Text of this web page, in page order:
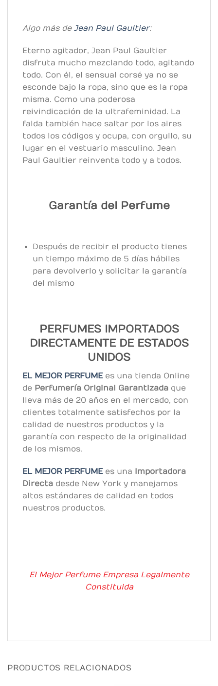
Algo más de Jean Paul Gaultier:
Eterno agitador, Jean Paul Gaultier
disfruta mucho mezclando todo, agitando
todo. Con él, el sensual corsé ya no se
esconde bajo la ropa, sino que es la ropa
misma. Como una poderosa
reivindicación de la ultrafeminidad. La
falda también hace saltar por los aires
todos los códigos y ocupa, con orgullo, su
lugar en el vestuario masculino. Jean
Paul Gaultier reinventa todo y a todos.
Garantía del Perfume
Después de recibir el producto tienes
un tiempo máximo de 5 días hábiles
para devolverlo y solicitar la garantía
del mismo
PERFUMES IMPORTADOS
DIRECTAMENTE DE ESTADOS
UNIDOS
EL MEJOR PERFUMEes una tienda Online
de Perfumería Original Garantizada que
lleva más de 20 años en el mercado, con
clientes totalmente satisfechos por la
calidad de nuestros productos y la
garantía con respecto de la originalidad
de los mismos.
EL MEJOR PERFUME es una
Importadora
Directa desde New York y manejamos
altos estándares de calidad en todos
nuestros productos.
El Mejor Perfume Empresa Legalmente
Constituida
PRODUCTOS RELACIONADOS